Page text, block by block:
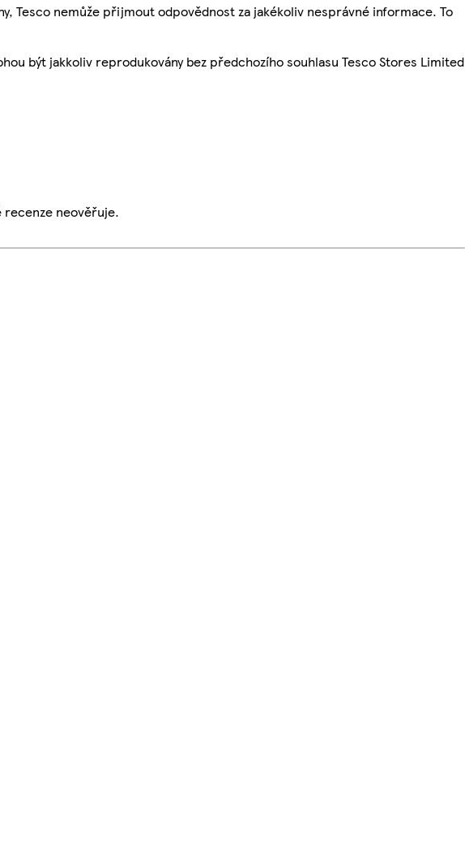
Tesco nemůže přijmout odpovědnost za jakékoliv nesprávné informace. To
být jakkoliv reprodukovány bez předchozího souhlasu Tesco Stores Limited
recenze neověřuje.